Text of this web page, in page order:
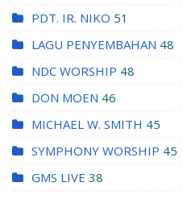
PDT. IR. NIKO 51
LAGU PENYEMBAHAN 48
NDC WORSHIP 48
DON MOEN 46
MICHAEL W. SMITH 45
SYMPHONY WORSHIP 45
GMS LIVE 38